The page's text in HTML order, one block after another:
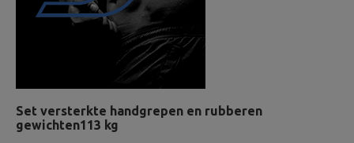
Set versterkte handgrepen en rubberen
gewichten113 kg